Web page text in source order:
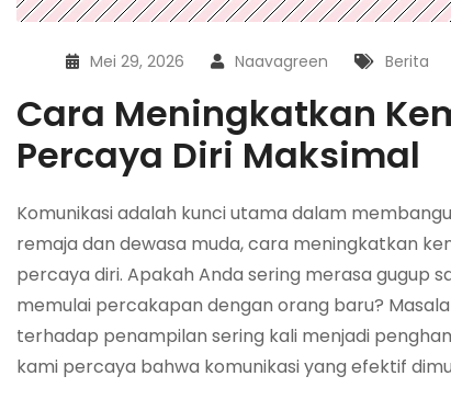
Mei 29, 2026 Naavagreen Berita
Cara Meningkatkan
Percaya Diri Maksimal
Komunikasi adalah kunci utama dalam
remaja dan dewasa muda, cara meningkatkan
percaya diri. Apakah Anda sering merasa gugup
memulai percakapan dengan orang baru?
terhadap penampilan sering kali menjadi
kami percaya bahwa komunikasi yang efektif